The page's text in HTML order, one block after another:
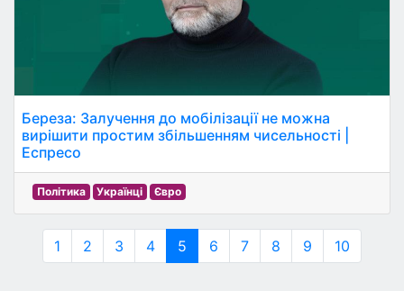
Береза: Залучення до мобілізації не можна
вирішити простим збільшенням чисельності |
Еспресо
Політика Українці Євро
1 2 3 4 5 6 7 8 9 10